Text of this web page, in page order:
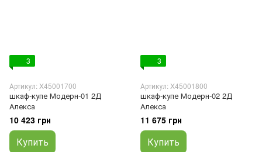
3
Артикул: X45001700
шкаф-купе Модерн-01 2Д
Алекса
10 423 грн
Купить
3
Артикул: X45001800
шкаф-купе Модерн-02 2Д
Алекса
11 675 грн
Купить